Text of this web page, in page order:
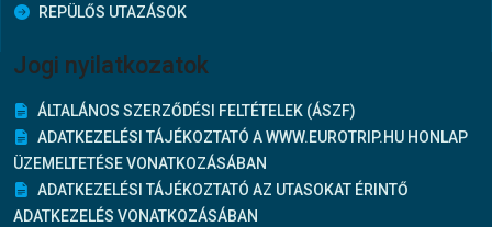
REPÜLŐS UTAZÁSOK
Jogi nyilatkozatok
ÁLTALÁNOS SZERZŐDÉSI FELTÉTELEK (ÁSZF)
ADATKEZELÉSI TÁJÉKOZTATÓ A WWW.EUROTRIP.HU HONLAP
ÜZEMELTETÉSE VONATKOZÁSÁBAN
ADATKEZELÉSI TÁJÉKOZTATÓ AZ UTASOKAT ÉRINTŐ
ADATKEZELÉS VONATKOZÁSÁBAN